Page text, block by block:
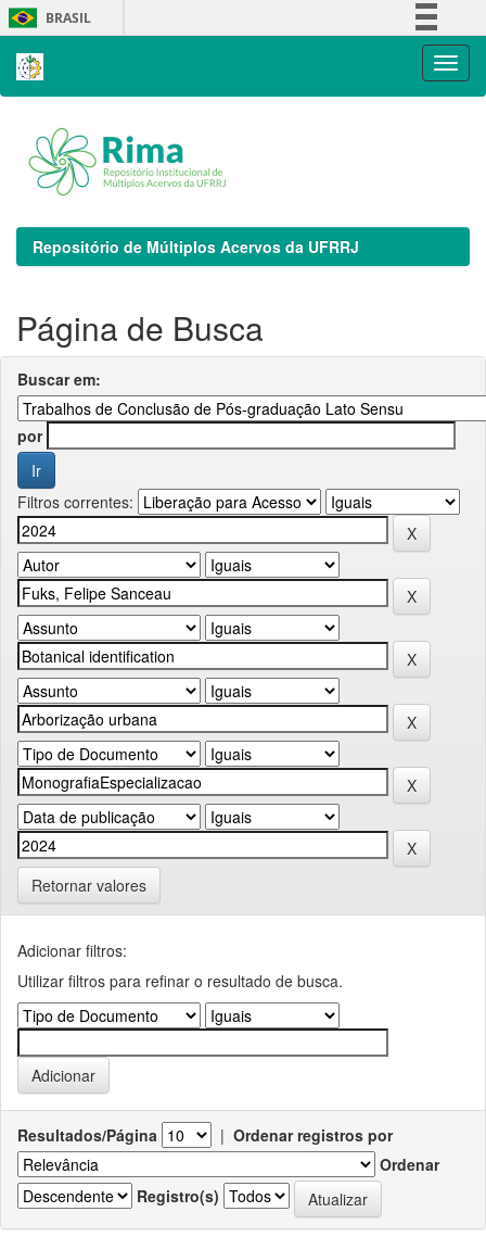
Skip
navigation
BRASIL
Repositório de Múltiplos Acervos da UFRRJ
Página de Busca
Buscar em:
por
Filtros correntes:
Retornar valores
Adicionar filtros:
Utilizar filtros para refinar o resultado de busca.
Resultados/Página | Ordenar registros por
Ordenar
Registro(s)